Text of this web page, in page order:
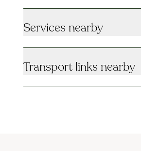
Services nearby
Transport links nearby